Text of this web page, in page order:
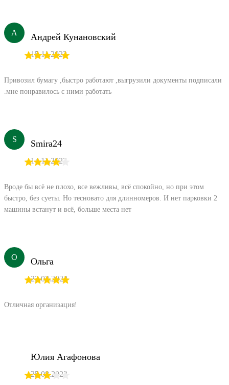
А Андрей Кунановский
15.11.2023
Привозил бумагу ,быстро работают ,выгрузили документы подписали
.мне понравилось с ними работать
S Smira24
14.11.2023
Вроде бы всё не плохо, все вежливы, всё спокойно, но при этом
быстро, без суеты. Но тесновато для длинномеров. И нет парковки 2
машины встанут и всё, больше места нет
О Ольга
23.03.2023
Отличная организация!
Юлия Агафонова
25.08.2022